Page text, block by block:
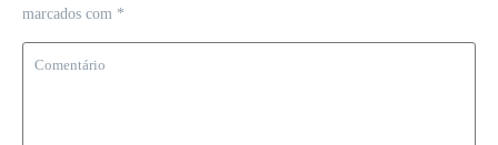
marcados com *